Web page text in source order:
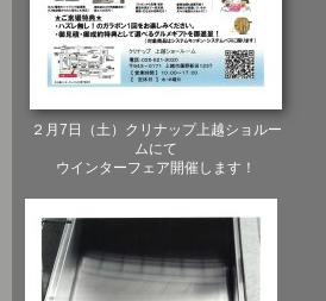
２月7日（土）クリナップ上越ショルー
ムにて
ウインターフェア開催します！